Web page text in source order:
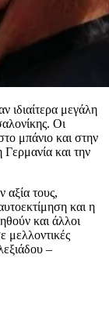
ιδιαίτερα μεγάλη
Οι
μπάνιο και στην
και την
αξία τους,
και η
και άλλοι
μελλοντικές
–